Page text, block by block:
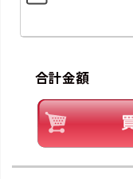
合計金額